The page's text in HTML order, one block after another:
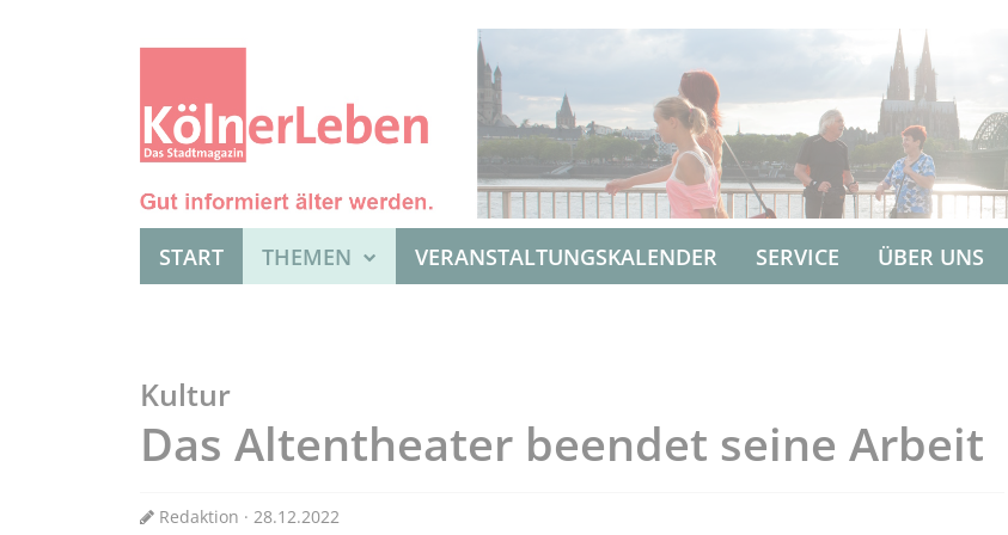
START THEMEN VERANSTALTUNGSKALENDER SERVICE ÜBER UNS
Kultur
Das Altentheater beendet seine Arbeit
Redaktion · 28.12.2022